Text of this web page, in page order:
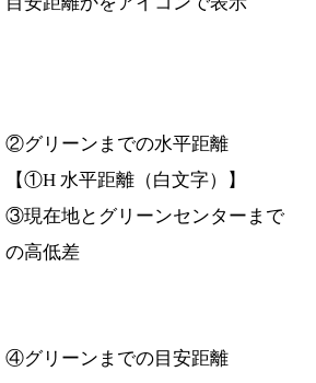
②グリーンまでの水平距離
【①H 水平距離（白文字）】
③現在地とグリーンセンターまで
の高低差
④グリーンまでの目安距離